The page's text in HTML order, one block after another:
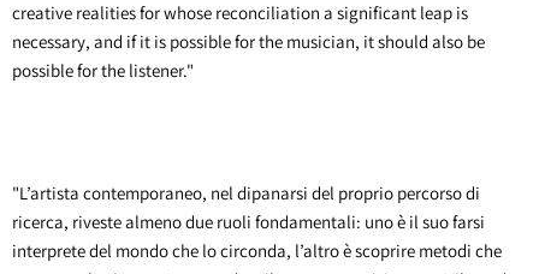
creative realities for whose reconciliation a significant leap is
necessary, and if it is possible for the musician, it should also be
possible for the listener."
"L’artista contemporaneo, nel dipanarsi del proprio percorso di
ricerca, riveste almeno due ruoli fondamentali: uno è il suo farsi
interprete del mondo che lo circonda, l’altro è scoprire metodi che